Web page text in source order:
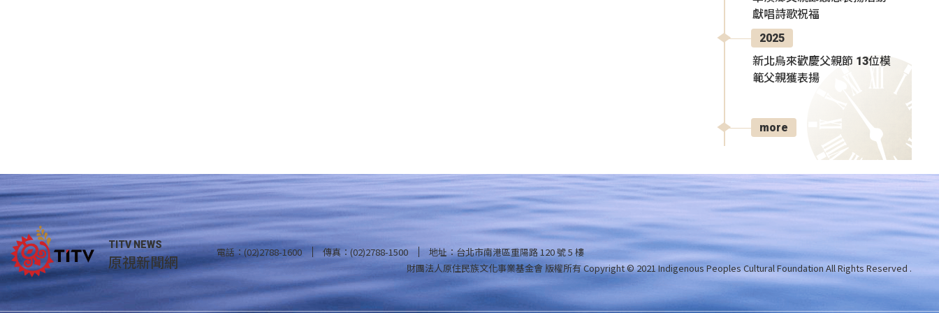
獻唱詩歌祝福
2025
新北烏來歡慶父親節 13位模
範父親獲表揚
more
TITV NEWS
原視新聞網 電話：(02)2788-1600 傳真：(02)2788-1500
地址：台北市南港區重陽路 120 號 5 樓
財團法人原住民族文化事業基金會 版權所有Copyright © 2021 Indigenous Peoples Cultural Foundation All Rights Reserved .